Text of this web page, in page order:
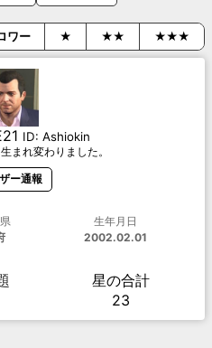
ワー ★ ★★ ★★★
ID: Ashiokin
まれ変わりました。
ー通報
生年月日
2002.02.01
星の合計
23